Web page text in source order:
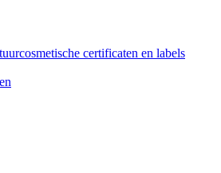
certificaten en labels